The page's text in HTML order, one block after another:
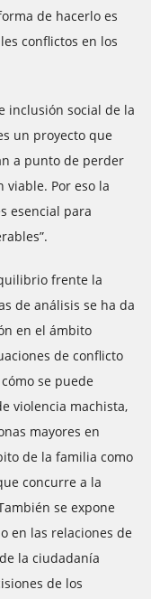
de hacerlo es
conflictos en los
inclusión social de la
un proyecto que
a punto de perder
Por eso la
esencial para
frente la
de análisis se ha da
en el ámbito
de conflicto
se puede
violencia machista,
mayores en
de la familia como
concurre a la
se expone
en las relaciones de
la ciudadanía
de los